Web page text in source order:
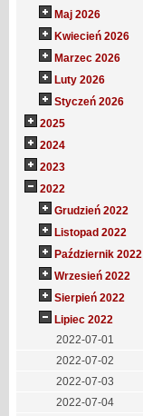
Maj 2026
Kwiecień 2026
Marzec 2026
Luty 2026
Styczeń 2026
2025
2024
2023
2022
Grudzień 2022
Listopad 2022
Październik 2022
Wrzesień 2022
Sierpień 2022
Lipiec 2022
2022-07-01
2022-07-02
2022-07-03
2022-07-04